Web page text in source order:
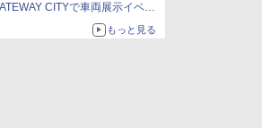
CITYで車両展示イベン
もっと見る